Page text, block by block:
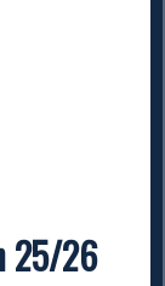
25/26